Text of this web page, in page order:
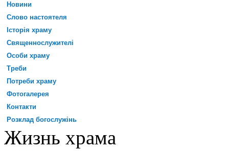
Новини
Слово настоятеля
Історія храму
Священнослужителі
Особи храму
Треби
Потреби храму
Фотогалерея
Контакти
Розклад богослужінь
Жизнь храма